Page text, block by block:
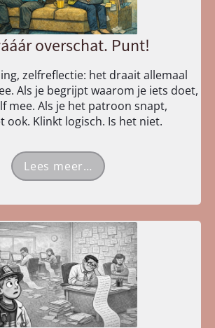
overschat. Punt!
zelfreflectie: het draait allemaal
Als je begrijpt waarom je iets doet,
mee. Als je het patroon snapt,
ook. Klinkt logisch. Is het niet.
Lees meer…